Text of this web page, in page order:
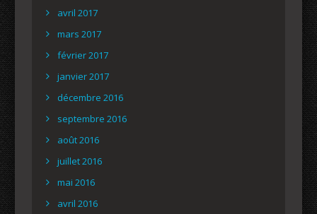
avril 2017
mars 2017
février 2017
janvier 2017
décembre 2016
septembre 2016
août 2016
juillet 2016
mai 2016
avril 2016